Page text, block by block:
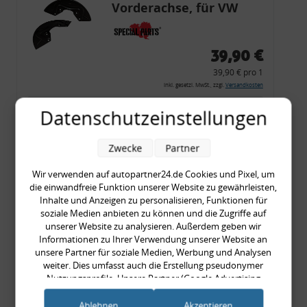
Vorderachse, für VW
Golf 1/2/3, Umbau G60
280 mm- und 312 mm-
39,90 €
39,90 € pro 1
inkl. gesetzl. MwSt., zzgl. Versandkosten
Merkzettel
Hauptbremszylinder
mit Behälter Ø 25,4 mm,
VW, VAG, ohne ABS,
geeignet zum Umbau
79,90 €
79,90 € pro 1
Datenschutzeinstellungen
Wir verwenden auf autopartner24.de Cookies und Pixel, um
die einwandfreie Funktion unserer Website zu gewährleisten,
Inhalte und Anzeigen zu personalisieren, Funktionen für
soziale Medien anbieten zu können und die Zugriffe auf
unserer Website zu analysieren. Außerdem geben wir
Informationen zu Ihrer Verwendung unserer Website an
unsere Partner für soziale Medien, Werbung und Analysen
weiter. Dies umfasst auch die Erstellung pseudonymer
Nutzungsprofile. Unsere Partner (Google Advertising
Products) führen diese Informationen möglicherweise mit
weiteren Daten zusammen, die Sie ihnen bereitgestellt haben
Zwecke Partner